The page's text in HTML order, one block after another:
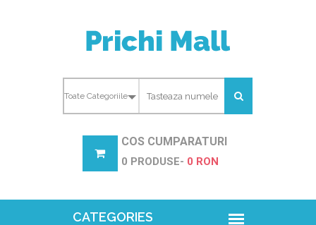
COS CUMPARATURI
0 PRODUSE- 0 RON